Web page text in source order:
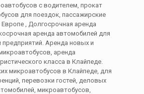
с водителем, прокат
для поездок, пассажирские
, Долгосрочная аренда
аренда автомобилей для
предприятий. Аренда новых и
аренда
класса в Клайпеде.
микроавтобусов в Клайпеде, для
перевозки гостей, деловых
микроавтобусов,